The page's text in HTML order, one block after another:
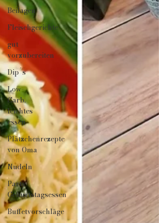
Beilagen
Fleischgerichte
gut
vorzubereiten
Dip´s
Low-
Carb,
leichtes
essen
Plätzchenrezepte
von Oma
Nudeln
Party/
Geburtstagsessen
Buffetvorschläge